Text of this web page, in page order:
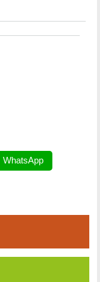
WhatsApp